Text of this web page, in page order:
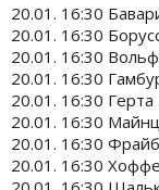
20.01. 16:30
20.01. 16:30
20.01. 16:30
20.01. 16:30
20.01. 16:30
20.01. 16:30
20.01. 16:30
20.01. 16:30